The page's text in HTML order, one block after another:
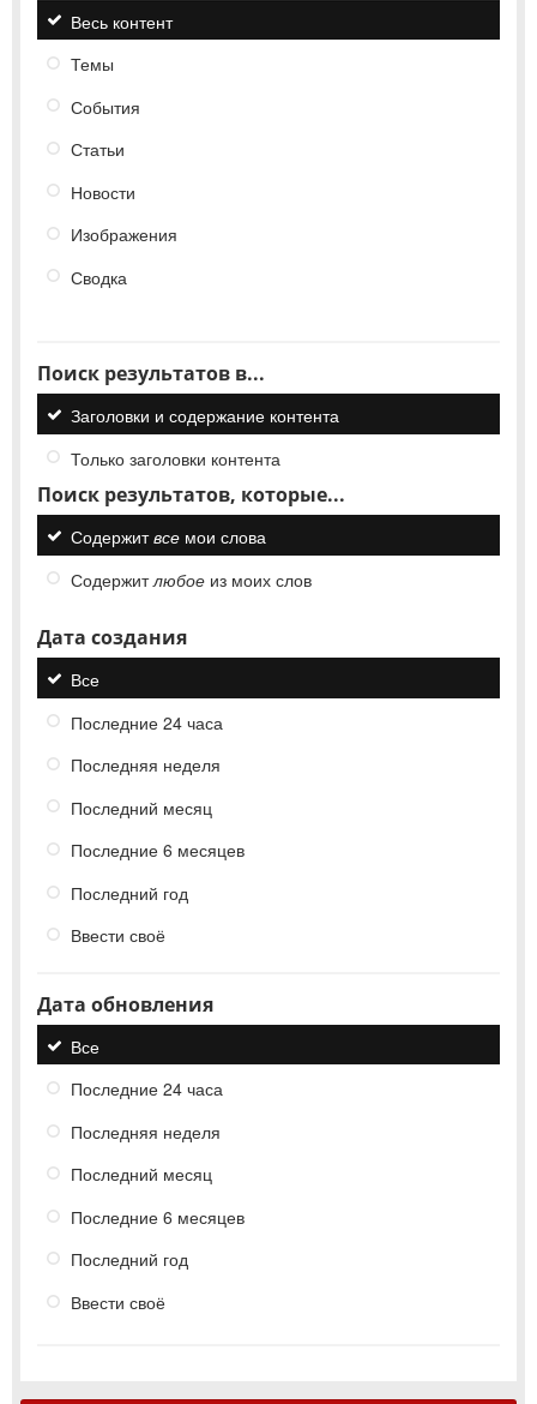
Весь контент
Темы
События
Статьи
Новости
Изображения
Сводка
Поиск результатов в...
Заголовки и содержание контента
Только заголовки контента
Поиск результатов, которые...
Содержитвсе мои слова
Содержитлюбое из моих слов
Дата создания
Все
Последние 24 часа
Последняя неделя
Последний месяц
Последние 6 месяцев
Последний год
Ввести своё
Дата обновления
Все
Последние 24 часа
Последняя неделя
Последний месяц
Последние 6 месяцев
Последний год
Ввести своё